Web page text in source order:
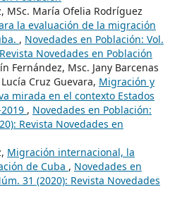
MSc. María Ofelia Rodríguez
la evaluación de la migración
, Novedades en Población: Vol.
Novedades en Población
Fernández, Msc. Jany Barcenas
Cruz Guevara, Migración y
mirada en el contexto Estados
, Novedades en Población:
Revista Novedades en
Migración internacional, la
de Cuba , Novedades en
31 (2020): Revista Novedades